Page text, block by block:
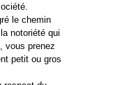
le chemin
notoriété qui
vous prenez
petit ou gros